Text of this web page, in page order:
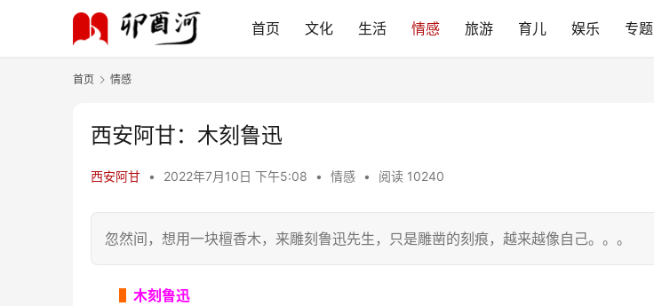
首页 文化 生活 情感 旅游 育儿 娱乐 专题
首页 情感
西安阿甘：木刻鲁迅
西安阿甘 • 2022年7月10日 下午5:08 • 情感 • 阅读 10240
忽然间，想用一块檀香木，来雕刻鲁迅先生，只是雕凿的刻痕，越来越像自己。。。
木刻鲁迅